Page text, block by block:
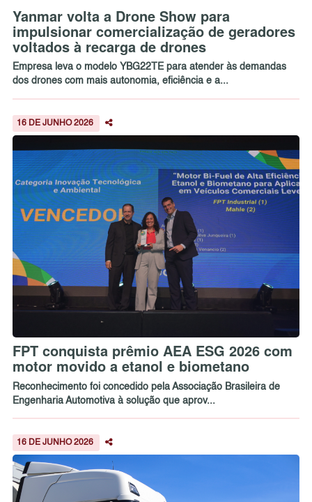
Yanmar volta a Drone Show para
impulsionar comercialização de geradores
voltados à recarga de drones
Empresa leva o modelo YBG22TE para atender às demandas
dos drones com mais autonomia, eficiência e a...
16 DE JUNHO 2026
FPT conquista prêmio AEA ESG 2026 com
motor movido a etanol e biometano
Reconhecimento foi concedido pela Associação Brasileira de
Engenharia Automotiva à solução que aprov...
16 DE JUNHO 2026